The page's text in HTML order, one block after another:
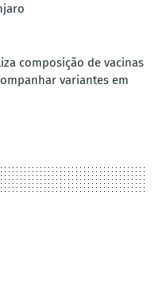
composição de vacinas
variantes em